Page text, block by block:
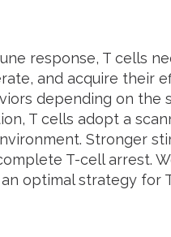
response, T cells
and acquire their
depending on the
T cells adopt a
Stronger
T-cell arrest.
optimal strategy for